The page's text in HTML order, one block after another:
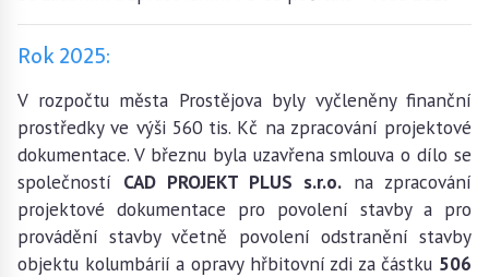
Rok 2025:
V rozpočtu města Prostějova byly vyčleněny finanční
prostředky ve výši 560 tis. Kč na zpracování projektové
dokumentace. V březnu byla uzavřena smlouva o dílo se
společností CAD PROJEKT PLUS s.r.o. na zpracování
projektové dokumentace pro povolení stavby a pro
provádění stavby včetně povolení odstranění stavby
objektu kolumbárií a opravy hřbitovní zdi za částku 506